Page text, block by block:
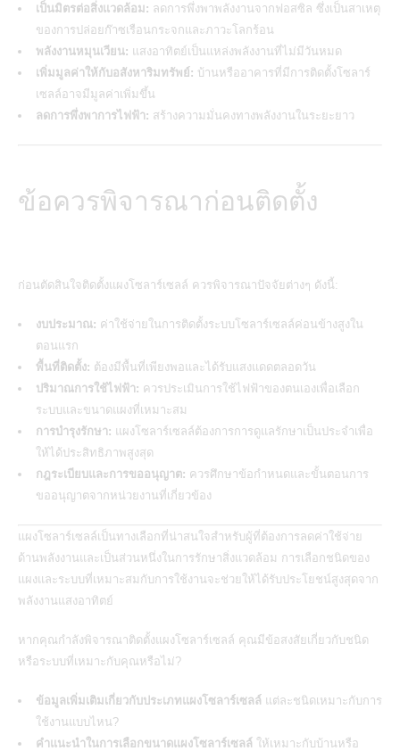
เป็นมิตรต่อสิ่งแวดล้อม: ลดการพึ่งพาพลังงานจากฟอสซิล ซึ่งเป็นสาเหตุ
ของการปล่อยก๊าซเรือนกระจกและภาวะโลกร้อน
พลังงานหมุนเวียน: แสงอาทิตย์เป็นแหล่งพลังงานที่ไม่มีวันหมด
เพิ่มมูลค่าให้กับอสังหาริมทรัพย์: บ้านหรืออาคารที่มีการติดตั้งโซลาร์
เซลล์อาจมีมูลค่าเพิ่มขึ้น
ลดการพึ่งพาการไฟฟ้า: สร้างความมั่นคงทางพลังงานในระยะยาว
ข้อควรพิจารณาก่อนติดตั้ง
ก่อนตัดสินใจติดตั้งแผงโซลาร์เซลล์ ควรพิจารณาปัจจัยต่างๆ ดังนี้:
งบประมาณ: ค่าใช้จ่ายในการติดตั้งระบบโซลาร์เซลล์ค่อนข้างสูงใน
ตอนแรก
พื้นที่ติดตั้ง: ต้องมีพื้นที่เพียงพอและได้รับแสงแดดตลอดวัน
ปริมาณการใช้ไฟฟ้า: ควรประเมินการใช้ไฟฟ้าของตนเองเพื่อเลือก
ระบบและขนาดแผงที่เหมาะสม
การบำรุงรักษา: แผงโซลาร์เซลล์ต้องการการดูแลรักษาเป็นประจำเพื่อ
ให้ได้ประสิทธิภาพสูงสุด
กฎระเบียบและการขออนุญาต: ควรศึกษาข้อกำหนดและขั้นตอนการ
ขออนุญาตจากหน่วยงานที่เกี่ยวข้อง
แผงโซลาร์เซลล์เป็นทางเลือกที่น่าสนใจสำหรับผู้ที่ต้องการลดค่าใช้จ่าย
ด้านพลังงานและเป็นส่วนหนึ่งในการรักษาสิ่งแวดล้อม การเลือกชนิดของ
แผงและระบบที่เหมาะสมกับการใช้งานจะช่วยให้ได้รับประโยชน์สูงสุดจาก
พลังงานแสงอาทิตย์
หากคุณกำลังพิจารณาติดตั้งแผงโซลาร์เซลล์ คุณมีข้อสงสัยเกี่ยวกับชนิด
หรือระบบที่เหมาะกับคุณหรือไม่?
ข้อมูลเพิ่มเติมเกี่ยวกับประเภทแผงโซลาร์เซลล์ แต่ละชนิดเหมาะกับการ
ใช้งานแบบไหน?
คำแนะนำในการเลือกขนาดแผงโซลาร์เซลล์ ให้เหมาะกับบ้านหรือ